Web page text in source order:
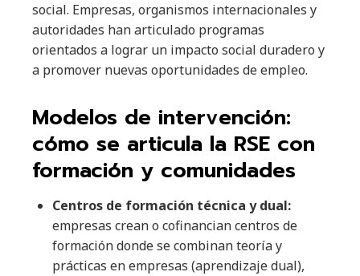
social. Empresas, organismos internacionales y
autoridades han articulado programas
orientados a lograr un impacto social duradero y
a promover nuevas oportunidades de empleo.
Modelos de intervención:
cómo se articula la RSE con
formación y comunidades
Centros de formación técnica y dual:
empresas crean o cofinancian centros de
formación donde se combinan teoría y
prácticas en empresas (aprendizaje dual),